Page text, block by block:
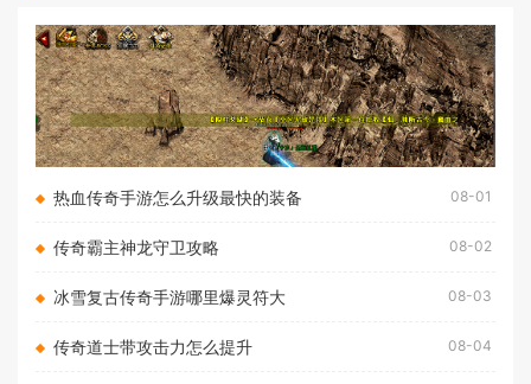
热血传奇手游怎么升级最快的装备 08-01
传奇霸主神龙守卫攻略 08-02
冰雪复古传奇手游哪里爆灵符大 08-03
传奇道士带攻击力怎么提升 08-04